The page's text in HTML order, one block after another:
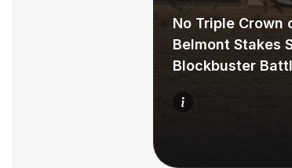
No Triple Crown
Belmont Stakes
Blockbuster